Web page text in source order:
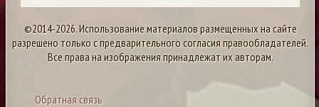
©2014-2026. Использование материалов размещенных на сайте
разрешено только с предварительного согласия правообладателей.
Все права на изображения принадлежат их авторам.
Обратная связь